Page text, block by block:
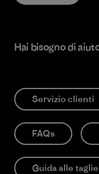
Hai bisogno di
Servizio clienti
FAQs
Guida alle taglie